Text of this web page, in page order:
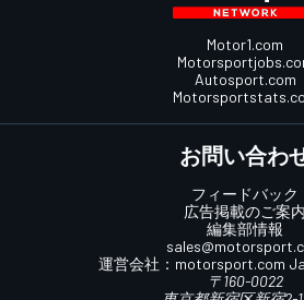
Motor1.com
Autosport.com
お問い合わ
フィードバック
広告掲載のご案内
編集部情報
運営会社： motorsport.com
〒160-0022